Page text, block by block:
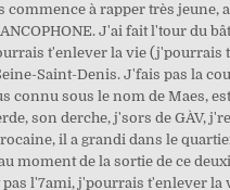
commence à rapper très jeune,
J'ai fait l'tour
t'enlever la vie (j'pourrais
Saint-Denis. J'fais pas la
connu sous le nom de Maes,
son derche, j'sors de GÀV,
il a grandi dans le
moment de la sortie de ce
l'7ami, j'pourrais t'enlever la